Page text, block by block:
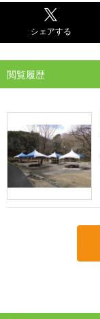
シェアする
閲覧履歴